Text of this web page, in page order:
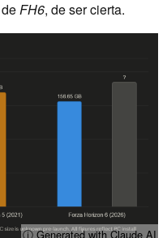
FH6, de ser cierta.
ⓘ Generated with Claude AI